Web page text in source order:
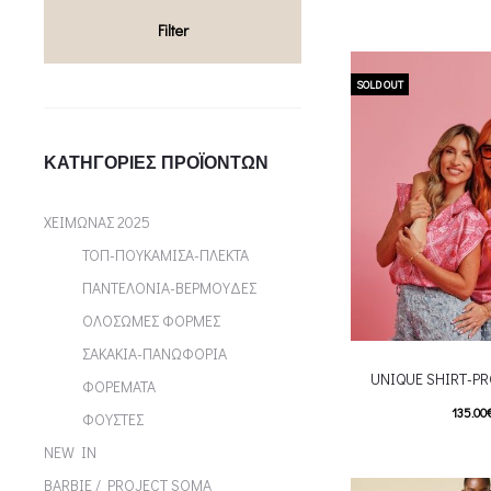
SOLD OUT
UNIQUE SHIRT-
135.00
multiple variants.
Filter
ΚΑΤΗΓΟΡΊΕΣ ΠΡΟΪΌΝΤΩΝ
ΧΕΙΜΩΝΑΣ 2025
ΤΟΠ-ΠΟΥΚΑΜΙΣΑ-ΠΛΕΚΤΑ
ΠΑΝΤΕΛΟΝΙΑ-ΒΕΡΜΟΥΔΕΣ
ΟΛΟΣΩΜΕΣ ΦΟΡΜΕΣ
ΣΑΚΑΚΙΑ-ΠΑΝΩΦΟΡΙΑ
ΦΟΡΕΜΑΤΑ
ΦΟΥΣΤΕΣ
NEW IN
BARBIE / PROJECT SOMA